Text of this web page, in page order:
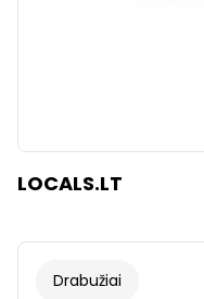
LOCALS.LT
Drabužiai